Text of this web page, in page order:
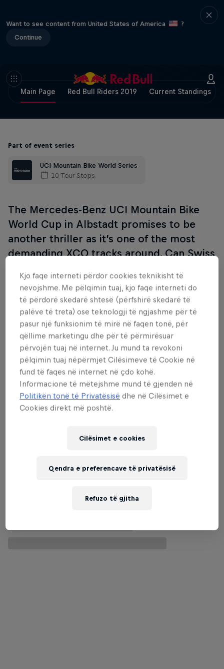
Want to see content from United States of America
?
Continue
Main Page Red Bull Riders 2019 Current Standings
Part of event series
UCI Mountain Bike World Series
10 Tour Stops
The Mercedes-Benz UCI Mountain Bike
World Cup in Albstadt promises to be
another thriller as it’s one of the most
demanding XCO tracks around. Can Swiss
reign again in the Swabian Alps?
Broadcast also available in German and
Portuguese.
Follow along
Kjo faqe interneti përdor cookies teknikisht të
nevojshme. Me pëlqimin tuaj, kjo faqe interneti do
të përdorë skedarë shtesë (përfshirë skedarë të
palëve të treta) ose teknologji të ngjashme për të
pasur një funksionim të mirë në faqen tonë, për
qëllime marketingu dhe për të përmirësuar
përvojën tuaj në internet. Ju mund ta revokoni
pëlqimin tuaj nëpërmjet Cilësimeve të Cookie në
fund të faqes në internet në çdo kohë.
Informacione të mëtejshme mund të gjenden në
Politikën tonë të Privatësisë dhe në Cilësimet e
Cookies direkt më poshtë.
Cilësimet e cookies
Refuzo të gjitha
Qendra e preferencave të privatësisë